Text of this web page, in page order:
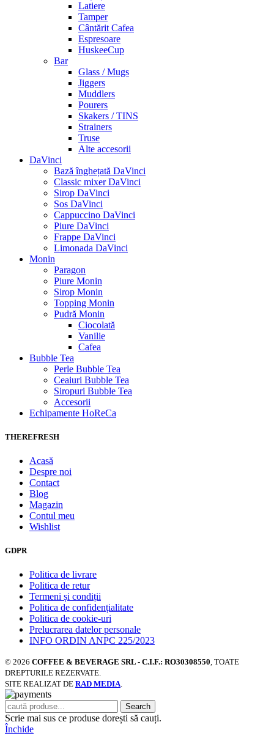
Latiere
Tamper
Cântărit Cafea
Espresoare
HuskeeCup
Bar
Glass / Mugs
Jiggers
Muddlers
Pourers
Skakers / TINS
Strainers
Truse
Alte accesorii
DaVinci
Bază înghețată DaVinci
Classic mixer DaVinci
Sirop DaVinci
Sos DaVinci
Cappuccino DaVinci
Piure DaVinci
Frappe DaVinci
Limonada DaVinci
Monin
Paragon
Piure Monin
Sirop Monin
Topping Monin
Pudră Monin
Ciocolată
Vanilie
Cafea
Bubble Tea
Perle Bubble Tea
Ceaiuri Bubble Tea
Siropuri Bubble Tea
Accesorii
Echipamente HoReCa
THEREFRESH
Acasă
Despre noi
Contact
Blog
Magazin
Contul meu
Wishlist
GDPR
Politica de livrare
Politica de retur
Termeni și condiții
Politica de confidențialitate
Politica de cookie-uri
Prelucrarea datelor personale
INFO ORDIN ANPC 225/2023
© 2026 COFFEE & BEVERAGE SRL - C.I.F.: RO30308550, TOATE
DREPTURILE REZERVATE.
SITE REALIZAT DE RAD MEDIA.
Search
Scrie mai sus ce produse dorești să cauți.
Închide